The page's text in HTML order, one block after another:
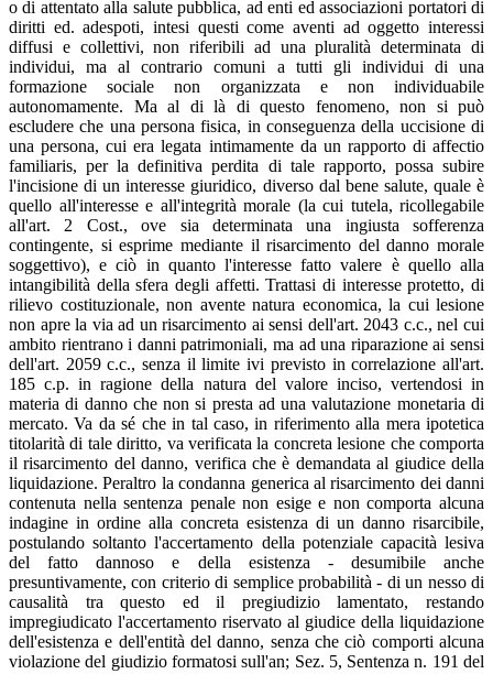
o di attentato alla salute pubblica, ad enti ed associazioni portatori di
diritti ed. adespoti, intesi questi come aventi ad oggetto interessi
diffusi e collettivi, non riferibili ad una pluralità determinata di
individui, ma al contrario comuni a tutti gli individui di una
formazione sociale non organizzata e non individuabile
autonomamente. Ma al di là di questo fenomeno, non si può
escludere che una persona fisica, in conseguenza della uccisione di
una persona, cui era legata intimamente da un rapporto di affectio
familiaris, per la definitiva perdita di tale rapporto, possa subire
l'incisione di un interesse giuridico, diverso dal bene salute, quale è
quello all'interesse e all'integrità morale (la cui tutela, ricollegabile
all'art. 2 Cost., ove sia determinata una ingiusta sofferenza
contingente, si esprime mediante il risarcimento del danno morale
soggettivo), e ciò in quanto l'interesse fatto valere è quello alla
intangibilità della sfera degli affetti. Trattasi di interesse protetto, di
rilievo costituzionale, non avente natura economica, la cui lesione
non apre la via ad un risarcimento ai sensi dell'art. 2043 c.c., nel cui
ambito rientrano i danni patrimoniali, ma ad una riparazione ai sensi
dell'art. 2059 c.c., senza il limite ivi previsto in correlazione all'art.
185 c.p. in ragione della natura del valore inciso, vertendosi in
materia di danno che non si presta ad una valutazione monetaria di
mercato. Va da sé che in tal caso, in riferimento alla mera ipotetica
titolarità di tale diritto, va verificata la concreta lesione che comporta
il risarcimento del danno, verifica che è demandata al giudice della
liquidazione. Peraltro la condanna generica al risarcimento dei danni
contenuta nella sentenza penale non esige e non comporta alcuna
indagine in ordine alla concreta esistenza di un danno risarcibile,
postulando soltanto l'accertamento della potenziale capacità lesiva
del fatto dannoso e della esistenza - desumibile anche
presuntivamente, con criterio di semplice probabilità - di un nesso di
causalità tra questo ed il pregiudizio lamentato, restando
impregiudicato l'accertamento riservato al giudice della liquidazione
dell'esistenza e dell'entità del danno, senza che ciò comporti alcuna
violazione del giudizio formatosi sull'an; Sez. 5, Sentenza n. 191 del